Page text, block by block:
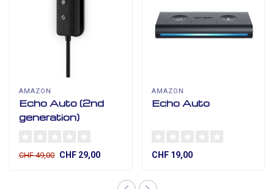
AMAZON
Echo Auto (2nd
generation)
CHF 49,00 CHF 29,00
AMAZON
Echo Auto
CHF 19,00